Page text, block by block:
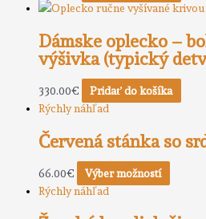
Dámske oplecko –
výšivka (typický
330.00€
Pridať do košíka
Rýchly náhľad
Červená stánka so
66.00€
Výber možností
Rýchly náhľad